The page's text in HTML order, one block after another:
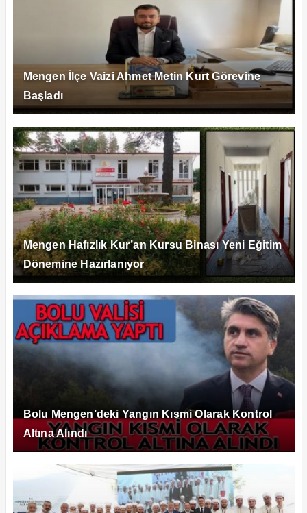
Mengen İlçe Vaizi Ahmet Metin Kurt Görevine
Başladı
Mengen Hafızlık Kur’an Kursu Binası Yeni Eğitim
Dönemine Hazırlanıyor
Bolu Mengen’deki Yangın Kısmi Olarak Kontrol
Altına Alındı